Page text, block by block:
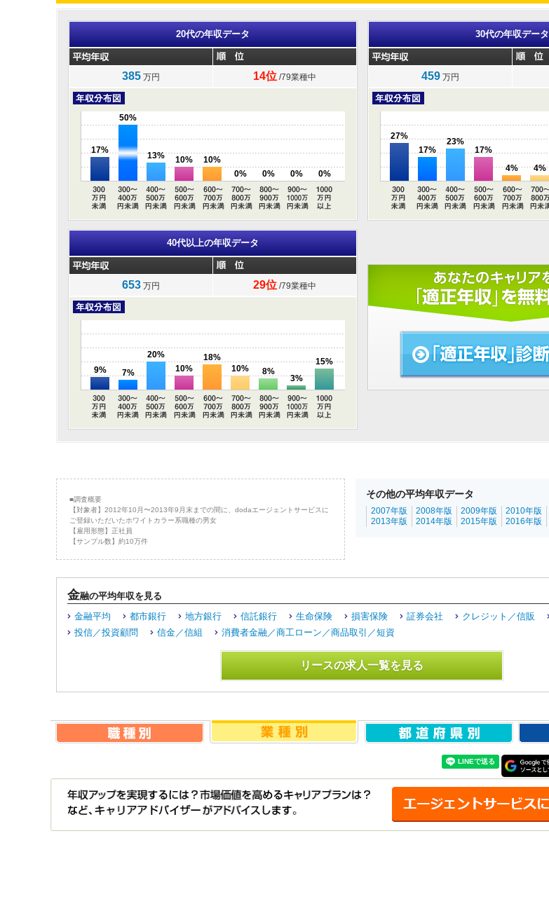
20代の年収データ
385 万円 14位 /79業種中
17%
50%
13% 10%
10%
0%
0% 0% 0%
30代の年収データ
459 万円
27%
17%
23%
17%
4%
4%
40代以上の年収データ
653 万円 29位 /79業種中
9% 7%
20%
10%
18%
10%
8%
3%
15%
■調査概要
【対象者】2012年10月〜2013年9月末までの間に、dodaエージェントサービスに
ご登録いただいたホワイトカラー系職種の男女
【雇用形態】正社員
【サンプル数】約10万件
その他の平均年収データ
2007年版 2008年版 2009年版 2010年版
2013年版
2014年版 2015年版 2016年版
金融の平均年収を見る
金融平均
都市銀行 地方銀行 信託銀行 生命保険 損害保険 証券会社 クレジット／信販
投信／投資顧問
信金／信組 消費者金融／商工ローン／商品取引／短資
リースの求人一覧を見る